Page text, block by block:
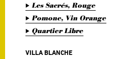
Les Sacrés, Rouge
Pomone, Vin Orange
Quartier Libre
VILLA BLANCHE